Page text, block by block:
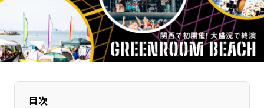
滋賀エリア
京都エリア
大阪市エリア
北摂エリア
堺・泉州エリア
河内エリア
兵庫エリア
奈良エリア
和歌山エリア
鳥取エリア
目次